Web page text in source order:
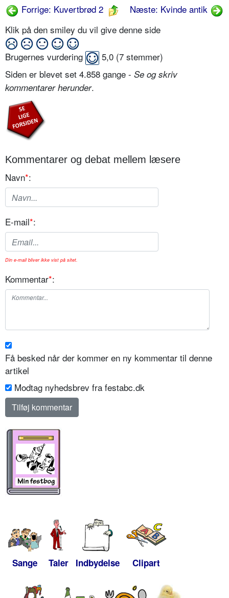
Forrige: Kuvertbrød 2
Næste: Kvinde antik
Klik på den smiley du vil give denne side
Brugernes vurdering 5,0 (7 stemmer)
Siden er blevet set 4.858 gange - Se og skriv
kommentarer herunder.
Kommentarer og debat mellem læsere
Navn*:
E-mail*:
Din e-mail bliver ikke vist på sitet.
Kommentar*:
Få besked når der kommer en ny kommentar til denne
artikel
Modtag nyhedsbrev fra festabc.dk
Sange Taler Indbydelse Clipart